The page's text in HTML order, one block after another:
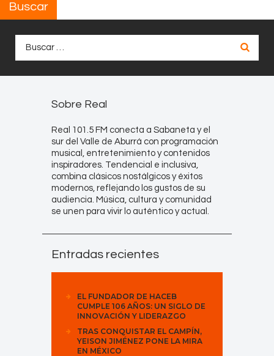
Buscar
Sobre Real
Real 101.5 FM conecta a Sabaneta y el
sur del Valle de Aburrá con programación
musical, entretenimiento y contenidos
inspiradores. Tendencial e inclusiva,
combina clásicos nostálgicos y éxitos
modernos, reflejando los gustos de su
audiencia. Música, cultura y comunidad
se unen para vivir lo auténtico y actual.
Entradas recientes
EL FUNDADOR DE HACEB
CUMPLE 106 AÑOS: UN SIGLO DE
INNOVACIÓN Y LIDERAZGO
TRAS CONQUISTAR EL CAMPÍN,
YEISON JIMÉNEZ PONE LA MIRA
EN MÉXICO